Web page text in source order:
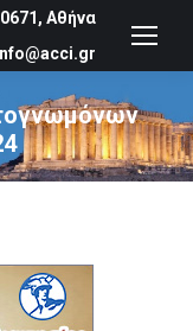
Αθήνα